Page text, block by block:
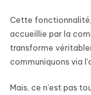
Cette
accueillie par la
transforme
communiquons via
Mais, ce n'est pas